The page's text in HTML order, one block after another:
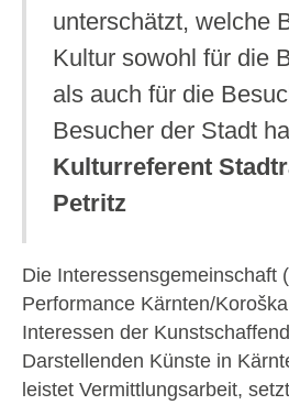
unterschätzt, welche
Kultur sowohl für die
als auch für die
Besucher der Stadt
Kulturreferent
Petritz
Die Interessensgemeinschaft
Performance Kärnten/
Interessen der
Darstellenden Künste in
leistet Vermittlungsarbeit,